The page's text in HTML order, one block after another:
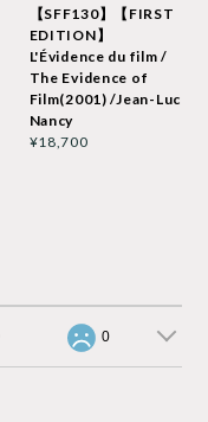
【SFF130】【FIRST
EDITION】
L'Évidence du film /
The Evidence of
Film(2001) /Jean-Luc
Nancy
¥18,700
0